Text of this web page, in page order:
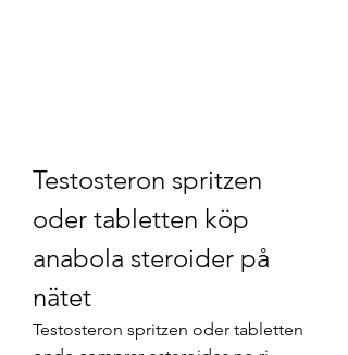
Testosteron spritzen
oder tabletten köp
anabola steroider på
nätet
Testosteron spritzen oder tabletten